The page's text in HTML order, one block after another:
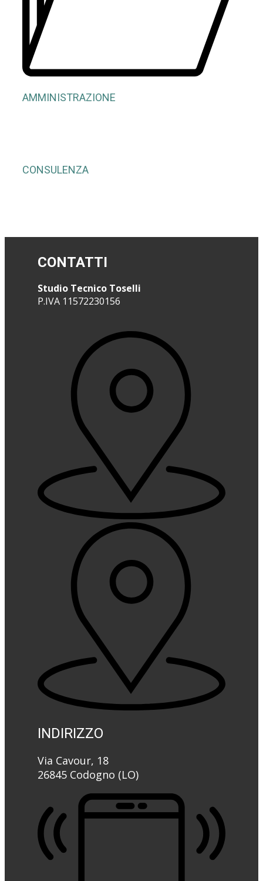
AMMINISTRAZIONE
CONSULENZA
CONTATTI
Studio Tecnico Toselli
P.IVA ​​11572230156
INDIRIZZO
Via Cavour, 18
26845 Codogno (LO)